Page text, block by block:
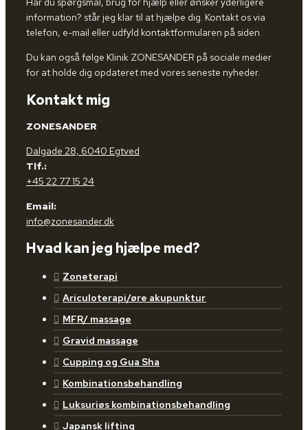
information? står jeg klar til at hjælpe dig. Kontakt os via
telefon, e-mail eller udfyld kontaktformularen på siden.
Du kan også følge Klinik ZONESANDER på sociale medier
for at holde dig opdateret med vores seneste nyheder.
Kontakt mig
ZONESANDER
Dalgade 28, 6040 Egtved
Tlf.:
+45 22 77 15 24
Email:
info@zonesander.dk
Hvad kan jeg hjælpe med?
Zoneterapi
Ariculoterapi/øre akupunktur
MFR/ massage
Gravid massage
Cupping og Gua Sha
Kombinationsbehandling
Luksuriøs kombinationsbehandling
Japansk lifting